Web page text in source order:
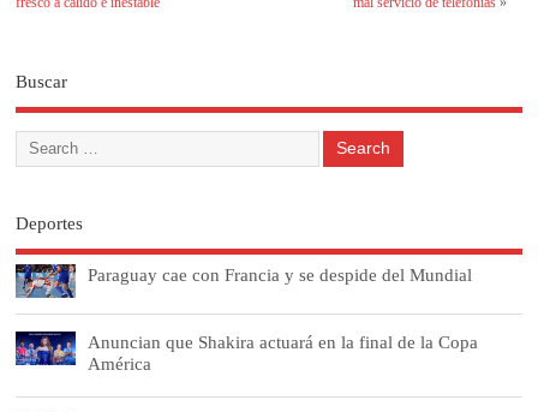
Buscar
Deportes
Paraguay cae con Francia y se despide del Mundial
Anuncian que Shakira actuará en la final de la Copa
América